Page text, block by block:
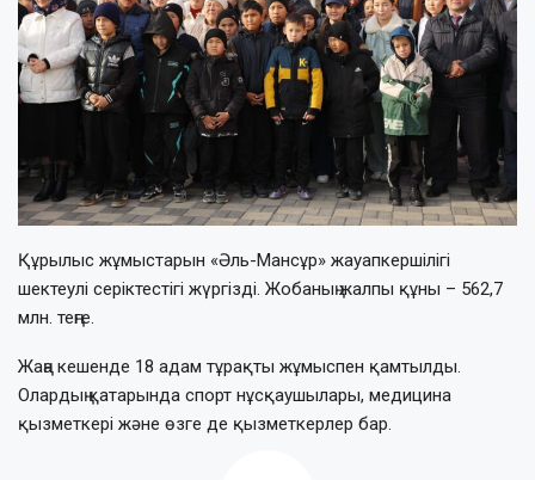
Құрылыс жұмыстарын «Әль-Мансұр» жауапкершілігі
шектеулі серіктестігі жүргізді. Жобаның жалпы құны – 562,7
млн. теңге.
Жаңа кешенде 18 адам тұрақты жұмыспен қамтылды.
Олардың қатарында спорт нұсқаушылары, медицина
қызметкері және өзге де қызметкерлер бар.